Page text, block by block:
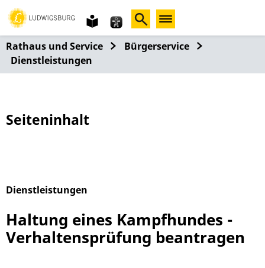
Gebärdensprache
leichte
Sprache
Rathaus und Service
Bürgerservice
Dienstleistungen
Seiteninhalt
Dienstleistungen
Haltung eines Kampfhundes -
Verhaltensprüfung beantragen